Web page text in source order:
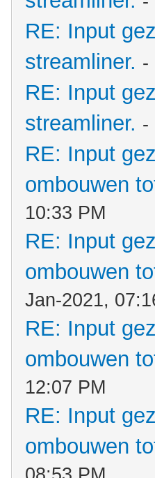
RE: Input
streamliner. -
RE: Input
streamliner. -
RE: Input
ombouwen
10:33 PM
RE: Input
ombouwen
Jan-2021,
RE: Input
ombouwen
12:07 PM
RE: Input
ombouwen